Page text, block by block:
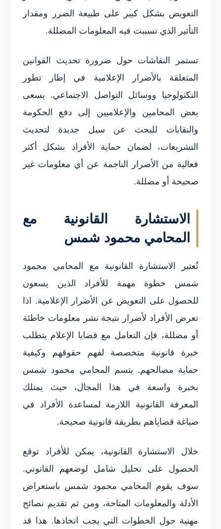
التعويض بشكل كبير على طبيعة الضرر ومقدار
التأثير الذي تسببت فيه المعلومات المضللة.
تستمر النقاشات حول ضرورة تحديث القوانين
المتعلقة بالأضرار الإعلامية في إطار تطور
التكنولوجيا ووسائل التواصل الاجتماعي. يسعى
بعض المحامين والإعلاميين إلى دفع الحكومة
والنقابات للبحث عن سبل جديدة لتحديث
التشريعات، لضمان حماية الأفراد بشكل أكثر
فعالية من الأضرار الناجمة عن أي معلومات غير
صحيحة أو مضللة.
الاستشارة القانونية مع
المحامي محمود شمس
تُعتبر الاستشارة القانونية مع المحامي محمود
شمس خطوة مهمة للأفراد الذين يسعون
للحصول على التعويض عن الأضرار الإعلامية. اذا
تعرض الأفراد لأضرار نتيجة نشر معلومات خاطئة
أو مضللة، فإن التعامل مع قضايا الإعلام يتطلب
خبرة قانونية متخصصة لفهم حقوقهم وكيفية
حماية مصالحهم. يتسم المحامي محمود شمس
بخبرة واسعة في هذا المجال، حيث يمتلك
المعرفة القانونية اللازمة لمساعدة الأفراد في
صياغة قضاياهم بطريقة قانونية صحيحة.
خلال الاستشارة القانونية، يمكن للأفراد توقع
الحصول على تحليل شامل لوضعهم القانوني.
سوف يقوم المحامي محمود شمس باستعراض
الأدلة والمعلومات المتاحة، ومن ثم تقديم نصائح
مهنية حول الخطوات التي يجب اتخاذها. هذا قد